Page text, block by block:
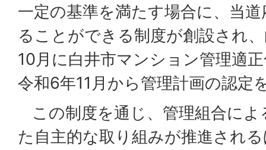
一定の基準を満たす場合に、当
ることができる制度が創設され
10月に白井市マンション管理適
令和6年11月から管理計画の認定
この制度を通じ、管理組合によ
た自主的な取り組みが推進され